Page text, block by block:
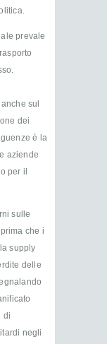
prevale
sul
dei
è la
aziende
per il
sulle
che i
supply
delle
di
negli